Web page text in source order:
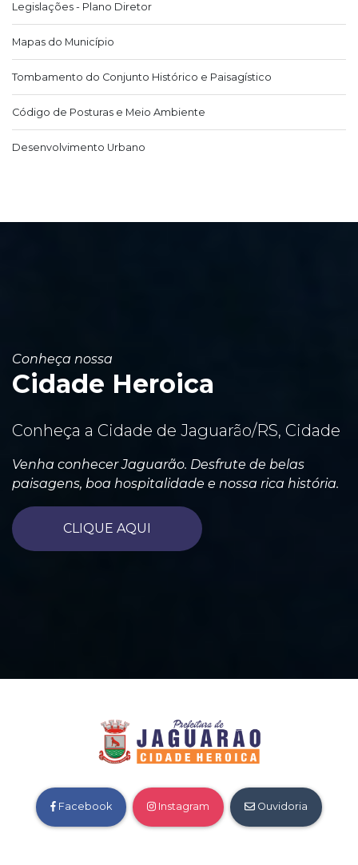
Legislações - Plano Diretor
Mapas do Município
Tombamento do Conjunto Histórico e Paisagístico
Código de Posturas e Meio Ambiente
Desenvolvimento Urbano
Conheça nossa
Cidade Heroica
Conheça a Cidade de Jaguarão/RS, Cidade
Venha conhecer Jaguarão. Desfrute de belas
paisagens, boa hospitalidade e nossa rica história.
CLIQUE AQUI
Facebook Instagram Ouvidoria